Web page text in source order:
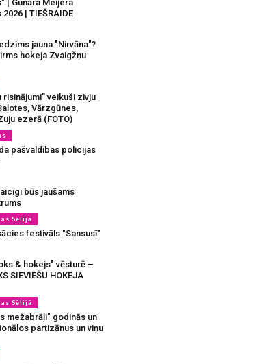
| Gunāra Meijera
| TIEŠRAIDE
jauna "Nirvāna"?
hokeja Zvaigžņu
risinājumi” veikuši zivju
Vārzgūnes,
ezerā (FOTO)
pašvaldības policijas
būs jaušams
Sēlijā
festivāls "Sansusī"
& hokejs" vēsturē –
SIEVIEŠU HOKEJA
Sēlijā
mežabrāļi" godinās un
partizānus un viņu